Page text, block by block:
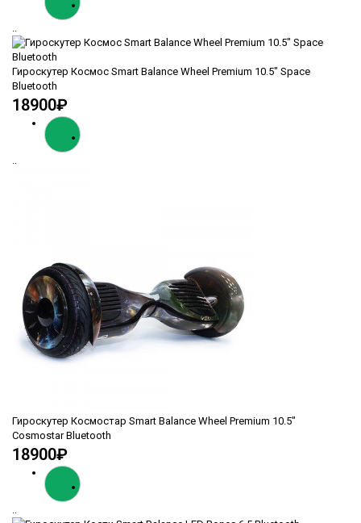
..
Гироскутер Космос Smart Balance Wheel Premium 10.5" Space
Bluetooth
18900₽
..
Гироскутер Космостар Smart Balance Wheel Premium 10.5"
Cosmostar Bluetooth
18900₽
..